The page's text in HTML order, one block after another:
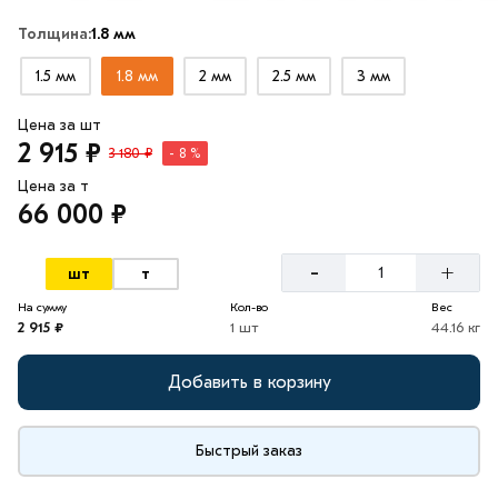
Толщина:1.8 мм
1.5 мм 1.8 мм 2 мм 2.5 мм 3 мм
Цена за шт
2 915 ₽ 3 180 ₽ - 8 %
Цена за т
66 000 ₽
шт т - +
На сумму
2 915 ₽
Кол-во
1 шт
Вес
44.16 кг
Добавить в корзину
Быстрый заказ